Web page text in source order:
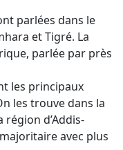
parlées dans le
et Tigré. La
parlée par près
les principaux
les trouve dans la
d’Addis-
avec plus